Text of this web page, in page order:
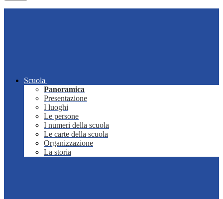
Scuola
Panoramica
Presentazione
I luoghi
Le persone
I numeri della scuola
Le carte della scuola
Organizzazione
La storia